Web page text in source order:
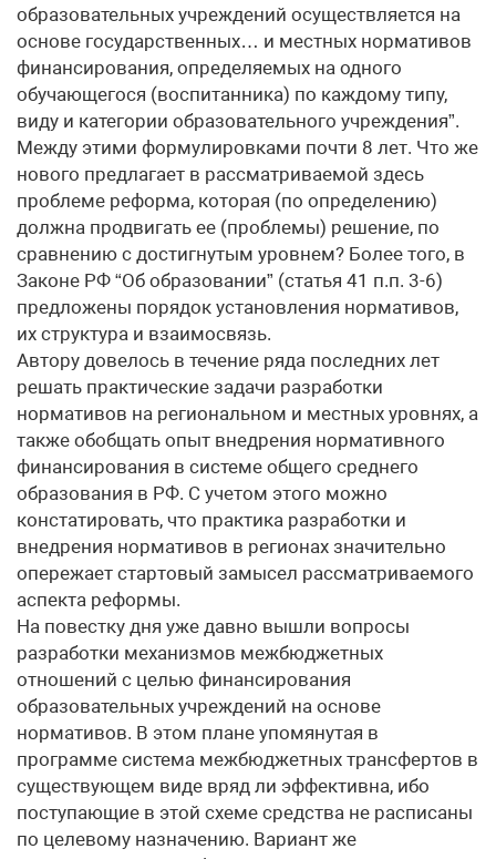
образовательных учреждений осуществляется на
основе государственных… и местных нормативов
финансирования, определяемых на одного
обучающегося (воспитанника) по каждому типу,
виду и категории образовательного учреждения”.
Между этими формулировками почти 8 лет. Что же
нового предлагает в рассматриваемой здесь
проблеме реформа, которая (по определению)
должна продвигать ее (проблемы) решение, по
сравнению с достигнутым уровнем? Более того, в
Законе РФ “Об образовании” (статья 41 п.п. 3-6)
предложены порядок установления нормативов,
их структура и взаимосвязь.
Автору довелось в течение ряда последних лет
решать практические задачи разработки
нормативов на региональном и местных уровнях, а
также обобщать опыт внедрения нормативного
финансирования в системе общего среднего
образования в РФ. С учетом этого можно
констатировать, что практика разработки и
внедрения нормативов в регионах значительно
опережает стартовый замысел рассматриваемого
аспекта реформы.
На повестку дня уже давно вышли вопросы
разработки механизмов межбюджетных
отношений с целью финансирования
образовательных учреждений на основе
нормативов. В этом плане упомянутая в
программе система межбюджетных трансфертов в
существующем виде вряд ли эффективна, ибо
поступающие в этой схеме средства не расписаны
по целевому назначению. Вариант же